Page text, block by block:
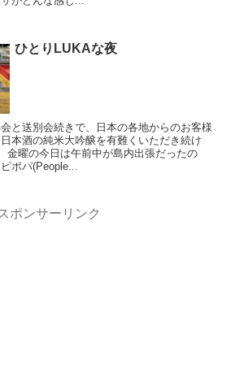
ひとりLUKAな夜
と送別会続きで、日本の各地からのお客様
本酒の純米大吟醸を有難くいただき続け
曜の今日は午前中が島内出張だったの
ポパ(People...
ポンサーリンク